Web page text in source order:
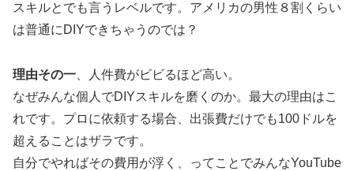
スキルとでも言うレベルです。アメリカの男性８割くらい
は普通にDIYできちゃうのでは？
理由その一 、人件費がビビるほど高い。
なぜみんな個人でDIYスキルを磨くのか。最大の理由はこ
れです。プロに依頼する場合、出張費だけでも100ドルを
超えることはザラです。
自分でやればその費用が浮く、ってことでみんなYouTube